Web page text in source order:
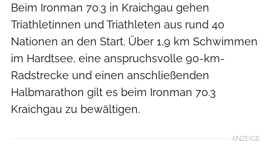
Beim Ironman 70.3 in Kraichgau gehen
Triathletinnen und Triathleten aus rund 40
Nationen an den Start. Über 1,9 km Schwimmen
im Hardtsee, eine anspruchsvolle 90-km-
Radstrecke und einen anschließenden
Halbmarathon gilt es beim Ironman 70.3
Kraichgau zu bewältigen.
ANZEIGE